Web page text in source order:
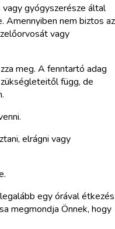
gyógyszerésze által
Amennyiben nem biztos az
vagy
meg. A fenntartó adag
függ, de
elrágni vagy
egy órával étkezés
megmondja Önnek, hogy